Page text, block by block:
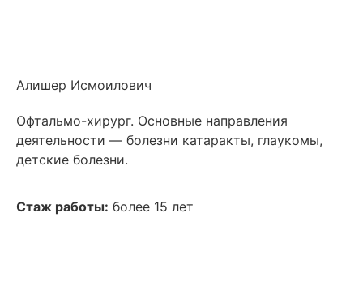
Алишер Исмоилович
Офтальмо-хирург. Основные направления
деятельности — болезни катаракты, глаукомы,
детские болезни.
Стаж работы: более 15 лет